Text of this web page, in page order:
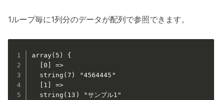
1ループ毎に1列分のデータが配列で参照できます。
array(5) {
  [0] =>
  string(7) "4564445"
  [1] =>
  string(13) "サンプル1"